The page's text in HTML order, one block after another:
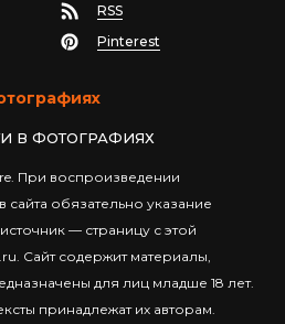
RSS
Pinterest
В ФОТОГРАФИЯХ
При воспроизведении
обязательно указание
— страницу с этой
Сайт содержит материалы,
для лиц младше 18 лет.
принадлежат их авторам.